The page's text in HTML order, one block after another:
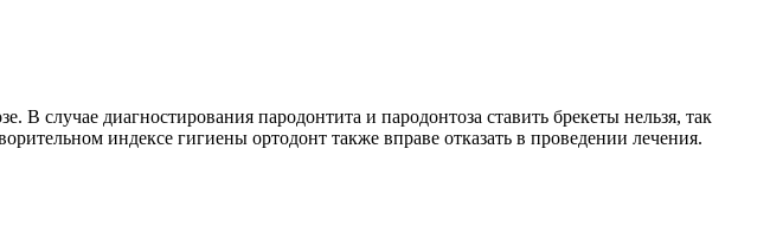
В случае диагностирования пародонтита и пародонтоза ставить брекеты нельзя, так
индексе гигиены ортодонт также вправе отказать в проведении лечения.